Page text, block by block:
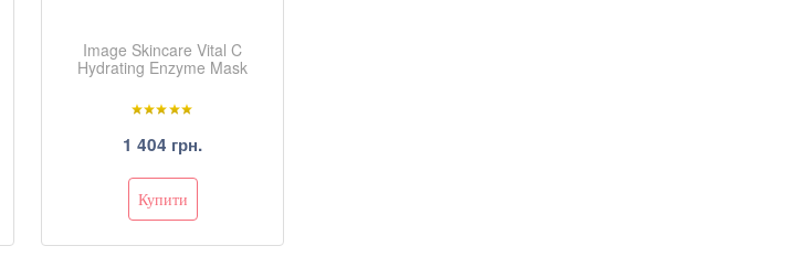
Image Skincare Vital C
Hydrating Enzyme Mask
1 404 грн.